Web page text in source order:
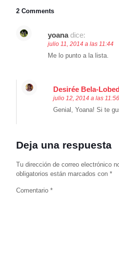
2 Comments
yoana dice:
julio 11, 2014 a las 11:44
Me lo punto a la lista.
Desirée Bela-
julio 12, 2014 a las 11:56
Genial, Yoana! Si te
Deja una respuesta
Tu dirección de correo electrónico
obligatorios están marcados con *
Comentario *